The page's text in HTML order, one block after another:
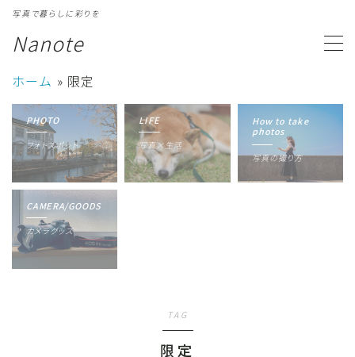
Nanote
写真で暮らしに彩りを
MENU
カテゴリ一覧 Category
写真ギャラリー Gallery
プロフィール
ホーム » 限定
フォトスポット
PHOTO
写真×生活
LIFE
写真の撮り方
How to take
photos
カメラグッズ
CAMERA/GOODS
TAG
限定